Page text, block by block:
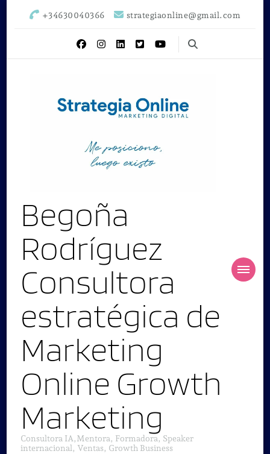
+34630040366 strategiaonline@gmail.com
Begoña
Rodríguez
Consultora
estratégica de
Marketing
Online Growth
Marketing
Consultora IA,Mentora, Formadora, Speaker
internacional, Ventas, Growth Business